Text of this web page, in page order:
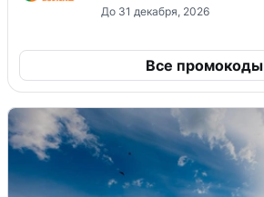
До 31 декабря, 2026
Все промокоды